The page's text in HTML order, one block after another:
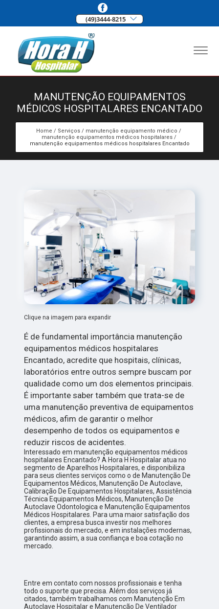
(49)3444-8215
MANUTENÇÃO EQUIPAMENTOS
MÉDICOS HOSPITALARES ENCANTADO
Home Serviços
manutenção equipamento médico
manutenção equipamentos médicos hospitalares
manutenção equipamentos médicos hospitalares Encantado
Clique na imagem para expandir
É de fundamental importância manutenção
equipamentos médicos hospitalares
Encantado, acredite que hospitais, clínicas,
laboratórios entre outros sempre buscam por
qualidade como um dos elementos principais.
É importante saber também que trata-se de
uma manutenção preventiva de equipamentos
médicos, afim de garantir o melhor
desempenho de todos os equipamentos e
reduzir riscos de acidentes.
Interessado em manutenção equipamentos médicos
hospitalares Encantado? A Hora H Hospitalar atua no
segmento de Aparelhos Hospitalares, e disponibiliza
para seus clientes serviços como o de Manutenção De
Equipamentos Médicos, Manutenção De Autoclave,
Calibração De Equipamentos Hospitalares, Assistência
Técnica Equipamentos Médicos, Manutenção De
Autoclave Odontologica e Manutenção Equipamentos
Médicos Hospitalares. Para uma maior satisfação dos
clientes, a empresa busca investir nos melhores
profissionais do mercado, e em instalações modernas,
garantindo assim, a sua confiança e boa cotação no
mercado.
Entre em contato com nossos profissionais e tenha
todo o suporte que precisa. Além dos serviços já
citados, também trabalhamos com Manutenção Em
Autoclave Hospitalar e Manutenção De Ventilador